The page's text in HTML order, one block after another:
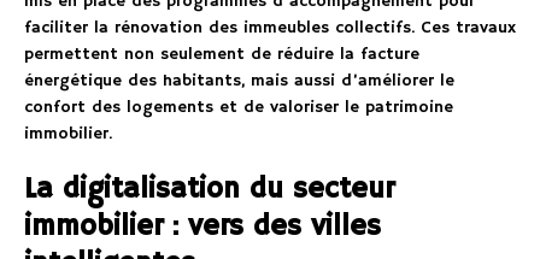
faciliter la rénovation des immeubles collectifs. Ces travaux
permettent non seulement de réduire la facture
énergétique des habitants, mais aussi d’améliorer le
confort des logements et de valoriser le patrimoine
immobilier.
La digitalisation du secteur
immobilier : vers des villes